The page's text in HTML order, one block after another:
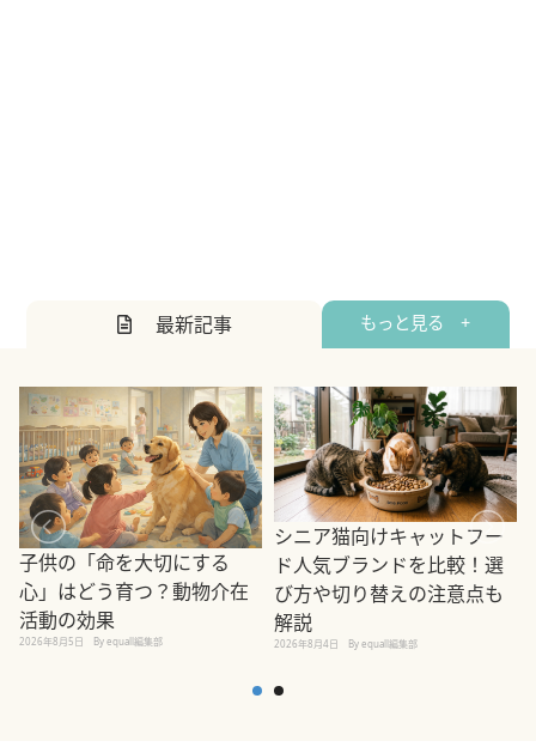
最新記事 もっと見る +
子供の「命を大切にする
心」はどう育つ？動物介在
活動の効果
2026年8月5日 By equall編集部
シニア猫向けキャットフー
ド人気ブランドを比較！選
び方や切り替えの注意点も
解説
2026年8月4日 By equall編集部